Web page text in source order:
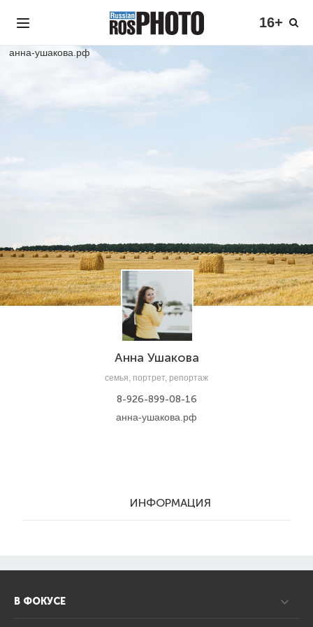
16+
анна-ушакова.рф
Анна Ушакова
семья, портрет, репортаж
8-926-899-08-16
анна-ушакова.рф
ИНФОРМАЦИЯ
В ФОКУСЕ